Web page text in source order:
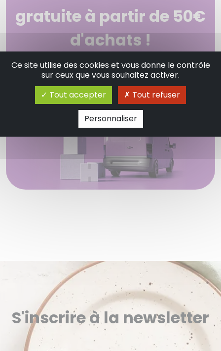
gratuite à partir de 50€
d'achats !
Envoi sous 48 - 72 heures pour les articles
en stock.
S'inscrire à la newsletter
Ce site utilise des cookies et vous donne le contrôle
sur ceux que vous souhaitez activer.
Tout accepter
Tout refuser
Personnaliser